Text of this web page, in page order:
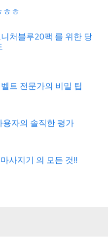
ㅎㅎ
처블루20팩 를 위한 당
트 전문가의 비밀 팁
용자의 솔직한 평가
사지기 의 모든 것!!